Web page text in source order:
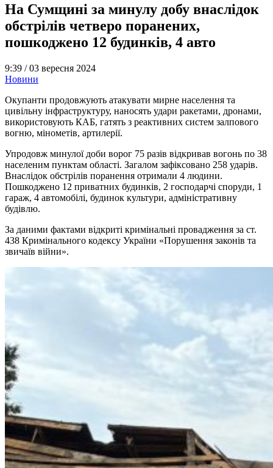
На Сумщині за минулу добу внаслідок
обстрілів четверо поранених,
пошкоджено 12 будинків, 4 авто
9:39 /03 вересня 2024
Новини
Окупанти продовжують атакувати мирне населення та
цивільну інфраструктуру, наносять удари ракетами, дронами,
використовують КАБ, гатять з реактивних систем залпового
вогню, мінометів, артилерії.
Упродовж минулої доби ворог 75 разів відкривав вогонь по 38
населеним пунктам області. Загалом зафіксовано 258 ударів.
Внаслідок обстрілів поранення отримали 4 людини.
Пошкоджено 12 приватних будинків, 2 господарчі споруди, 1
гараж, 4 автомобілі, будинок культури, адміністративну
будівлю.
За даними фактами відкриті кримінальні провадження за ст.
438 Кримінального кодексу України «Порушення законів та
звичаїв війни».